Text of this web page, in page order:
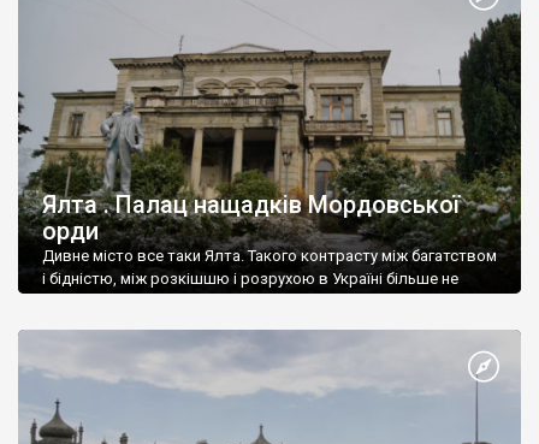
Ялта . Палац нащадків Мордовської
орди
Дивне місто все таки Ялта. Такого контрасту між багатством
і бідністю, між розкішшю і розрухою в Україні більше не